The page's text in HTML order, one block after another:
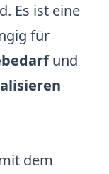
Es ist eine
für
und
dem